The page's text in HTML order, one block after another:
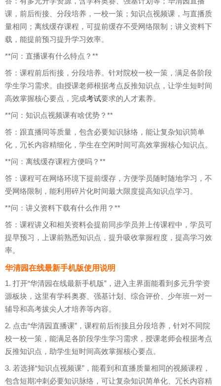
课，前后衔接、分段培养，一校一策；知识点视频课，与直播质
量相同；离线缓存课程，可提前缓存不受网络限制；讲义资料下
载，能提前预习提升学习效率。
**问：直播课有什么特点？**
答：课程前后衔接，分段培养。针对院校一校一策，满足各阶段
学生学习需求。由授课老师根据考点反推知识点，让学生短时间
高效掌握核心要点，完成考试要求的人才素养。
**问：知识点视频课有啥优势？**
答：跟直播同等质量，包含必要知识脉络，能让复杂知识简单
化，冗长内容精细化，学生在空闲时间可高效掌握核心知识点。
**问：离线缓存课程方便吗？**
答：课程可在网络环境下提前缓存，方便学员随时随地学习，不
受网络限制，能利用碎片化时间最大限度提高知识点学习。
**问：讲义资料下载有什么作用？**
答：课程讲义和相关资料会提前同步学员并上传课程中，学员可
提早预习，上课前熟悉知识点，提升吸收掌握程度，提高学习效
率。
华清园在线最新手机版使用说明
1. 打开“华清园在线最新手机版”，进入主界面能看到多元升学资
源板块，这里有学科奥赛、强基计划、综合评价、少年班一对一
辅导和高考拔尖人才培养等内容。
2. 点击“华清园直播课”，课程前后衔接且分段培养，针对不同院
校一校一策，能满足各阶段学生学习需求，授课老师会根据考点
反推知识点，助学生短时间高效掌握核心要点。
3. 若选择“知识点视频课”，能看到和直播质量相同的视频课程，
包含短期冲刺必要知识脉络，可让复杂知识简单化、冗长内容精